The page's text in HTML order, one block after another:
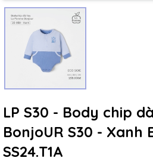
LP S30 - Body chip
BonjoUR S30 - Xanh
SS24.T1A
Ngày hết hạn:
Điều kiện: